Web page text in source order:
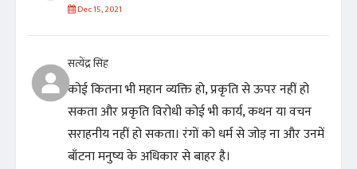
Dec 15, 2021
सत्येंद्र सिंह
कोई कितना भी महान व्यक्ति हो, प्रकृति से ऊपर नहीं हो
सकता और प्रकृति विरोधी कोई भी कार्य, कथन या वचन
सराहनीय नहीं हो सकता। रंगों को धर्म से जोड़ ना और उनमें
बाँटना मनुष्य के अधिकार से बाहर है।